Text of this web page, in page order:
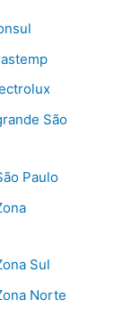
São
Paulo
Sul
Norte